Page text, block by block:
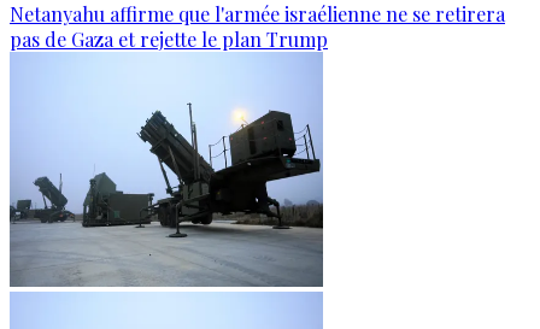
Netanyahu affirme que l'armée israélienne ne se retirera
pas de Gaza et rejette le plan Trump